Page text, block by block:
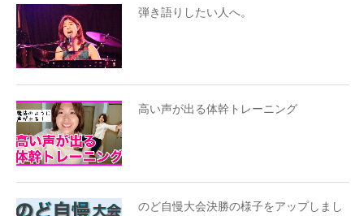
弾き語りしたい人へ。
高い声が出る体幹トレーニング
のど自慢大会決勝の様子をアップしまし